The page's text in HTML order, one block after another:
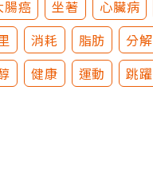
腸癌 坐著 心臟病
消耗 脂肪 分解
健康 運動 跳躍